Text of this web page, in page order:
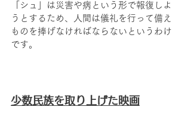
「シュ」は災害や病という形で報復しよ
うとするため、人間は儀礼を行って備え
ものを捧げなければならないというわけ
です。
少数民族を取り上げた映画